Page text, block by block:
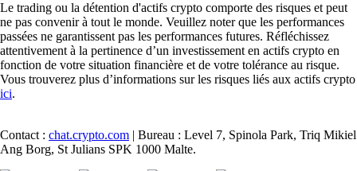
Le trading ou la détention d'actifs crypto comporte des risques et peut
ne pas convenir à tout le monde. Veuillez noter que les performances
passées ne garantissent pas les performances futures. Réfléchissez
attentivement à la pertinence d’un investissement en actifs crypto en
fonction de votre situation financière et de votre tolérance au risque.
Vous trouverez plus d’informations sur les risques liés aux actifs crypto
ici.
Contact : chat.crypto.com | Bureau : Level 7, Spinola Park, Triq Mikiel
Ang Borg, St Julians SPK 1000 Malte.